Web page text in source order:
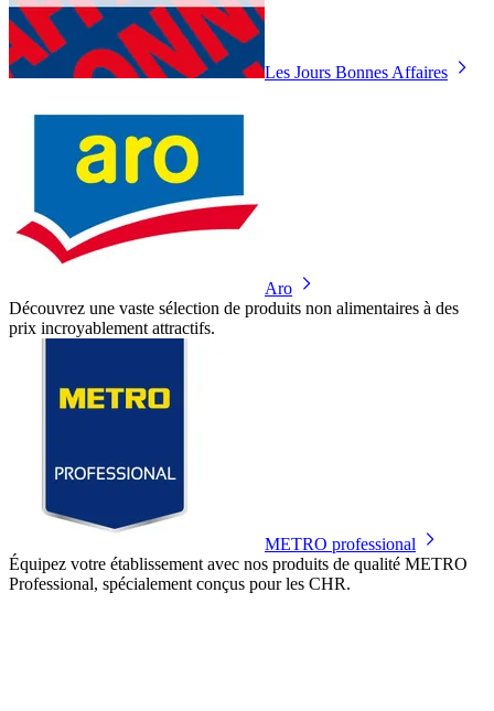
Les Jours Bonnes Affaires
Aro
Découvrez une vaste sélection de produits non alimentaires à des
prix incroyablement attractifs.
METRO professional
Équipez votre établissement avec nos produits de qualité METRO
Professional, spécialement conçus pour les CHR.